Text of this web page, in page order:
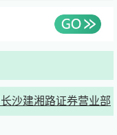
士1884096098；艾
专精特新企业，中国
连市质量协会理事
沙建湘路证券营业部